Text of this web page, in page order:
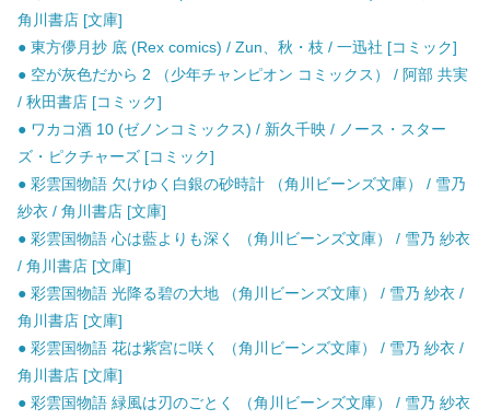
角川書店 [文庫]
● 東方儚月抄 底 (Rex comics) / Zun、秋・枝 / 一迅社 [コミック]
● 空が灰色だから 2 （少年チャンピオン コミックス） / 阿部 共実
/ 秋田書店 [コミック]
● ワカコ酒 10 (ゼノンコミックス) / 新久千映 / ノース・スター
ズ・ピクチャーズ [コミック]
● 彩雲国物語 欠けゆく白銀の砂時計 （角川ビーンズ文庫） / 雪乃
紗衣 / 角川書店 [文庫]
● 彩雲国物語 心は藍よりも深く （角川ビーンズ文庫） / 雪乃 紗衣
/ 角川書店 [文庫]
● 彩雲国物語 光降る碧の大地 （角川ビーンズ文庫） / 雪乃 紗衣 /
角川書店 [文庫]
● 彩雲国物語 花は紫宮に咲く （角川ビーンズ文庫） / 雪乃 紗衣 /
角川書店 [文庫]
● 彩雲国物語 緑風は刃のごとく （角川ビーンズ文庫） / 雪乃 紗衣